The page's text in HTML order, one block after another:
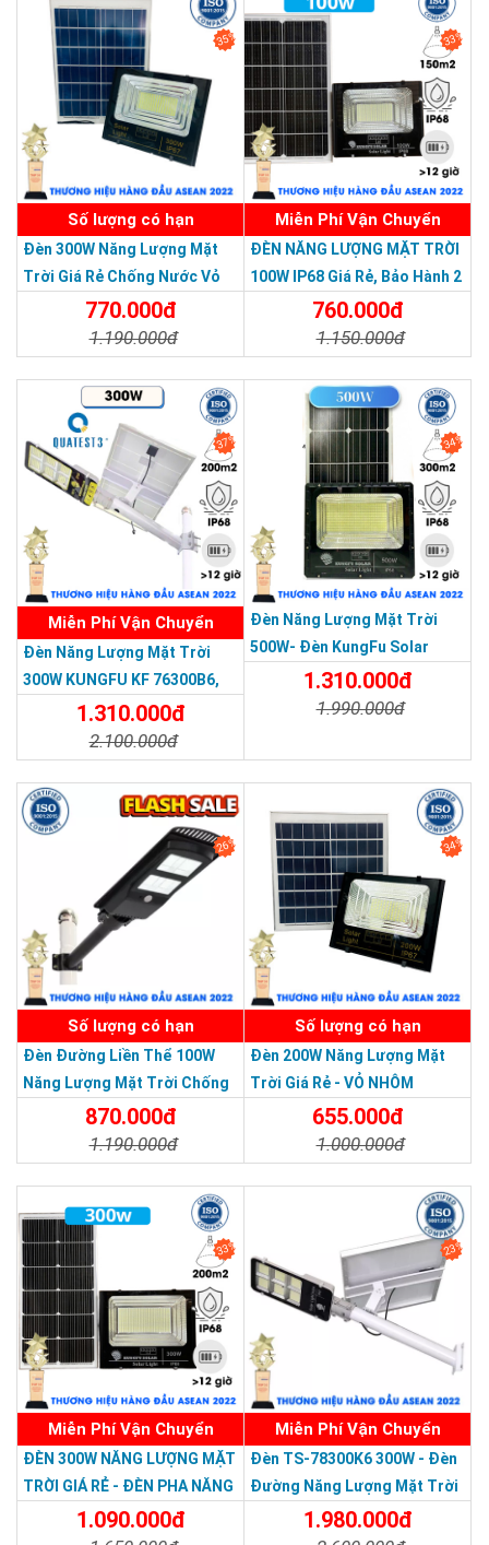
THƯƠNG HIỆU HÀNG ĐẦU ASEAN 2022
SẢN PHẨM DỊCH VỤ CHẤT LƯỢNG ASEAN 2019
Thương hiệu dẫn đầu Việt Nam 2023
35%
Số lượng có hạn
Đèn 300W Năng Lượng Mặt
Trời Giá Rẻ Chống Nước Vỏ
Nhôm Đúc770.000đ
1.190.000đ
33%
Miễn Phí Vận Chuyển
ĐÈN NĂNG LƯỢNG MẶT TRỜI
100W IP68 Giá Rẻ, Bảo Hành 2
760.000đ
1.150.000đ
37%
Miễn Phí Vận Chuyển
Đèn Năng Lượng Mặt Trời
300W KUNGFU KF 76300B6,
IP68, Bảng Giá 2026
1.310.000đ
2.100.000đ
34%
Đèn Năng Lượng Mặt Trời
500W- Đèn KungFu Solar
Năng Lượng Mặt Trời 500W,IP
67 Loại Lớn
1.310.000đ
1.990.000đ
26%
Số lượng có hạn
Đèn Đường Liền Thể 100W
Năng Lượng Mặt Trời Chống
Nước Giá Rẻ870.000đ
1.190.000đ
34%
Số lượng có hạn
Đèn 200W Năng Lượng Mặt
Trời Giá Rẻ - VỎ NHÔM
655.000đ
1.000.000đ
33%
Miễn Phí Vận Chuyển
ĐÈN 300W NĂNG LƯỢNG MẶT
TRỜI GIÁ RẺ - ĐÈN PHA NĂNG
LƯỢNG MẶT TRỜI 300W MẪU
1.090.000đ
23%
Miễn Phí Vận Chuyển
Đèn TS-78300K6 300W - Đèn
Đường Năng Lượng Mặt Trời
300W TS-78300K6 - Solar
Light 300W
1.980.000đ